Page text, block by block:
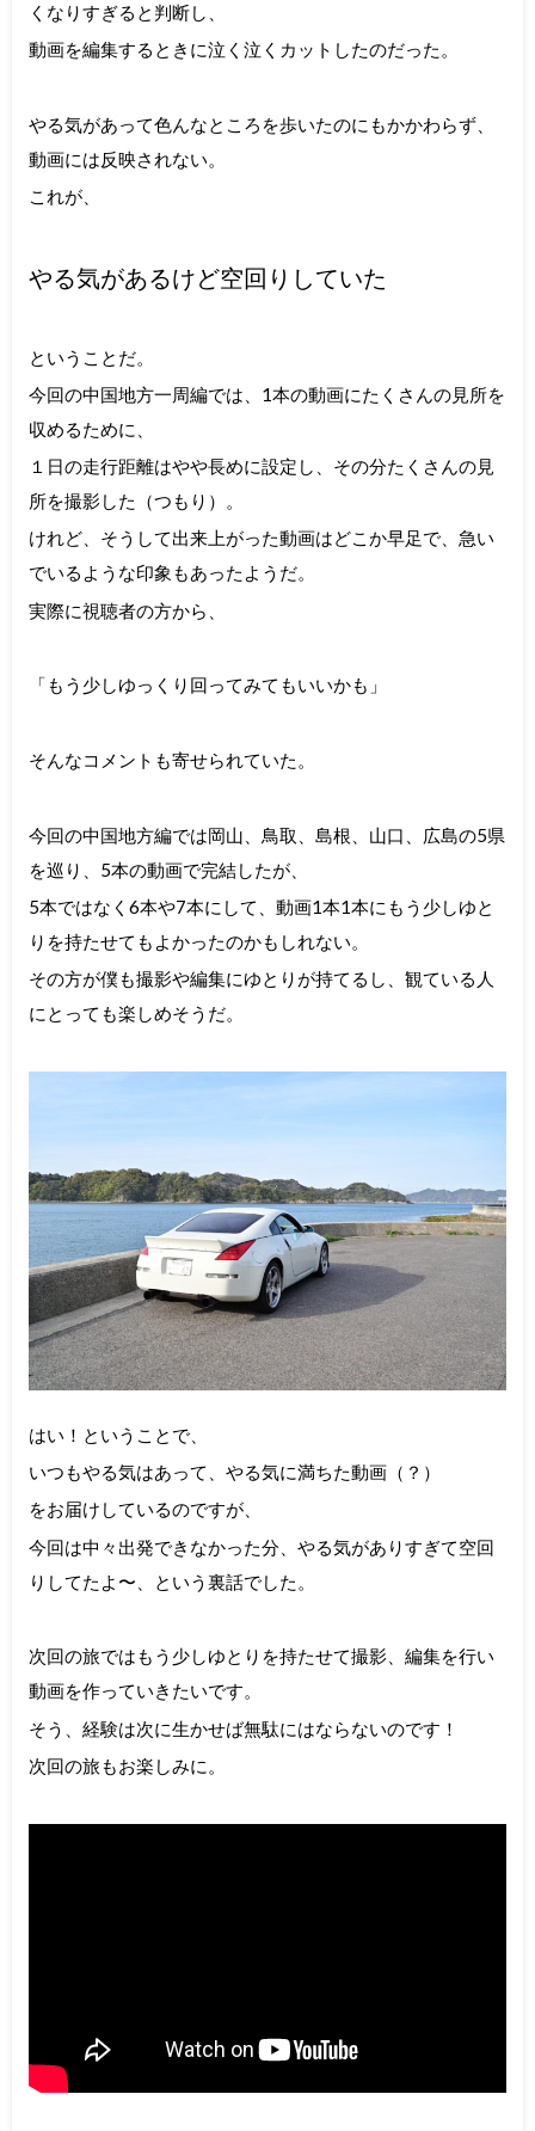
くなりすぎると判断し、
動画を編集するときに泣く泣くカットしたのだった。
やる気があって色んなところを歩いたのにもかかわらず、
動画には反映されない。
これが、
やる気があるけど空回りしていた
ということだ。
今回の中国地方一周編では、1本の動画にたくさんの見所を
収めるために、
１日の走行距離はやや長めに設定し、その分たくさんの見
所を撮影した（つもり）。
けれど、そうして出来上がった動画はどこか早足で、急い
でいるような印象もあったようだ。
実際に視聴者の方から、
「もう少しゆっくり回ってみてもいいかも」
そんなコメントも寄せられていた。
今回の中国地方編では岡山、鳥取、島根、山口、広島の5県
を巡り、5本の動画で完結したが、
5本ではなく6本や7本にして、動画1本1本にもう少しゆと
りを持たせてもよかったのかもしれない。
その方が僕も撮影や編集にゆとりが持てるし、観ている人
にとっても楽しめそうだ。
はい！ということで、
いつもやる気はあって、やる気に満ちた動画（？）
をお届けしているのですが、
今回は中々出発できなかった分、やる気がありすぎて空回
りしてたよ〜、という裏話でした。
次回の旅ではもう少しゆとりを持たせて撮影、編集を行い
動画を作っていきたいです。
そう、経験は次に生かせば無駄にはならないのです！
次回の旅もお楽しみに。